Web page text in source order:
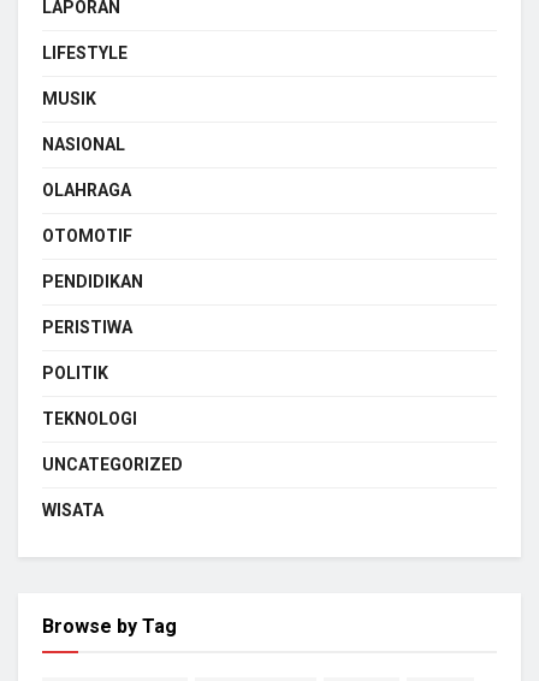
LAPORAN
LIFESTYLE
MUSIK
NASIONAL
OLAHRAGA
OTOMOTIF
PENDIDIKAN
PERISTIWA
POLITIK
TEKNOLOGI
UNCATEGORIZED
WISATA
Browse by Tag